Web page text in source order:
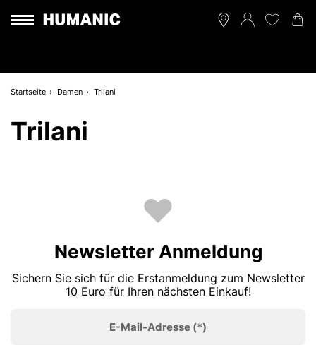
Startseite Damen Trilani
Trilani
Newsletter Anmeldung
Sichern Sie sich für die Erstanmeldung zum Newsletter
10 Euro für Ihren nächsten Einkauf!
E-Mail-Adresse (*)